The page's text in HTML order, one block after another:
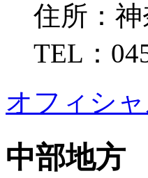
住所：
TEL：
オフィシ
中部地方